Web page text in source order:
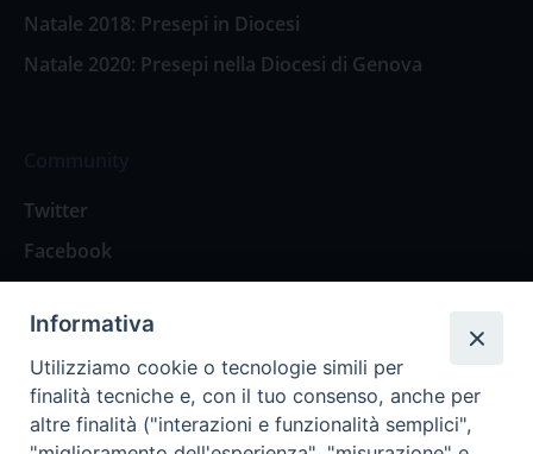
Natale 2018: Presepi in Diocesi
Natale 2020: Presepi nella Diocesi di Genova
Twitter
Facebook
Spazio Lettori
Eventi
Informativa
Utilizziamo cookie o tecnologie simili per
finalità tecniche e, con il tuo consenso, anche per
altre finalità ("interazioni e funzionalità semplici",